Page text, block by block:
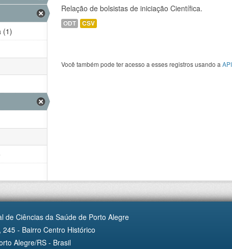
Relação de bolsistas de iniciação Científica.
ODT CSV
Você também pode ter acesso a esses registros usando a API
(1)
de Ciências da Saúde de Porto Alegre
- Bairro Centro Histórico
Alegre/RS - Brasil